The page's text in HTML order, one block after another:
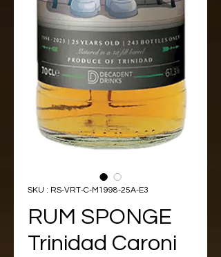
SKU : RS-VRT-C-M1998-25A-E3
RUM SPONGE
Trinidad Caroni